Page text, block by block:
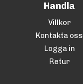
Handla
Villkor
Kontakta oss
Logga in
Retur